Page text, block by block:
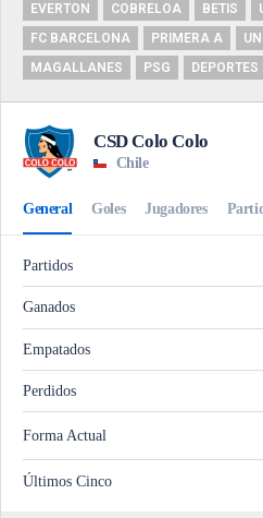
EVERTON
COBRELOA BETIS
FC BARCELONA
PRIMERA A
MAGALLANES
PSG DEPORTES